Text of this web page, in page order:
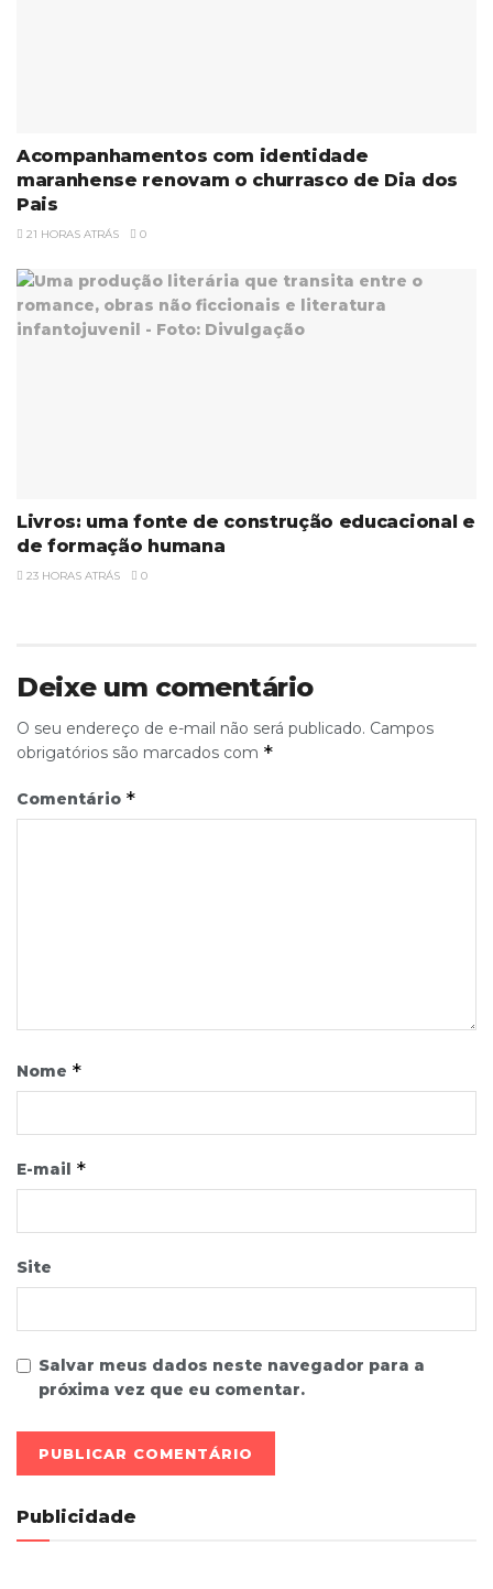
Acompanhamentos com identidade
maranhense renovam o churrasco de Dia dos
Pais
21 HORAS ATRÁS 0
Livros: uma fonte de construção educacional e
de formação humana
23 HORAS ATRÁS 0
Deixe um comentário
O seu endereço de e-mail não será publicado. Campos
obrigatórios são marcados com *
Comentário *
Nome *
E-mail *
Site
Salvar meus dados neste navegador para a
próxima vez que eu comentar.
Publicidade